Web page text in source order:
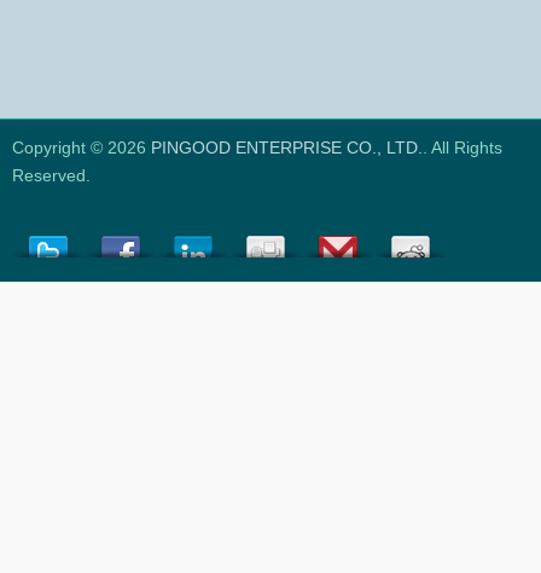
Copyright © 2026 PINGOOD ENTERPRISE CO., LTD.
. All Rights
Reserved.